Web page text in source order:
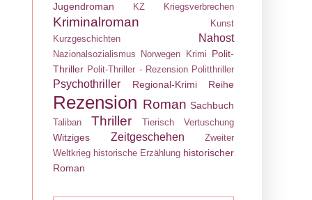
Jugendroman
KZ Kriegsverbrechen
Kriminalroman
Kunst
Kurzgeschichten
Nahost
Nazionalsozialismus Norwegen Krimi Polit-
Thriller Polit-Thriller - Rezension Politthriller
Psychothriller Regional-Krimi Reihe
Rezension Roman Sachbuch
Taliban Thriller Tierisch Vertuschung
Witziges Zeitgeschehen
Zweiter
Weltkrieg historische Erzählung historischer
Roman